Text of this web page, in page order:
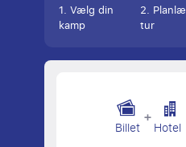
1. Vælg din
kamp
2.
tur
Billet +Hotel